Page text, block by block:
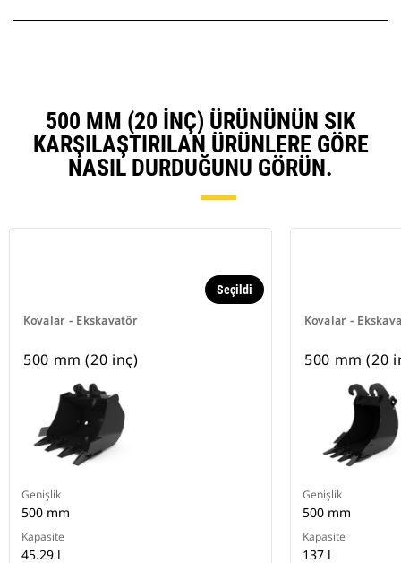
500 MM (20 INÇ) ÜRÜNÜNÜN SIK
KARŞILAŞTIRILAN ÜRÜNLERE GÖRE
NASIL DURDUĞUNU GÖRÜN.
Kovalar - Ekskavatör
Seçildi
500 mm (20 inç)
Genişlik
500 mm
Kapasite
45.29 l
Kovalar -
500 mm (20
Genişlik
500 mm
Kapasite
137 l